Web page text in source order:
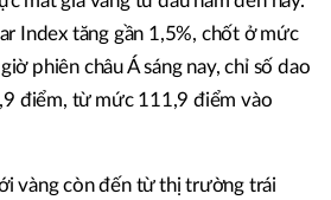
Index tăng gần 1,5%, chốt ở mức
phiên châu Á sáng nay, chỉ số dao
điểm, từ mức 111,9 điểm vào
vàng còn đến từ thị trường trái